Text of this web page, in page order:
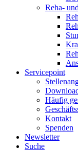
Reha-
Servicepoint
Häufig
Kontakt
Spenden
Newsletter
Suche